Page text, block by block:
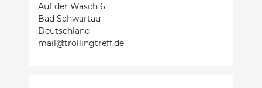
Auf der Wasch 6
Bad Schwartau
Deutschland
mail@trollingtreff.de